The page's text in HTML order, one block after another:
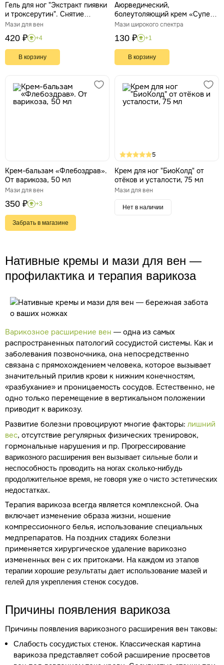
Гель для ног "Экстракт пиявки
и троксерутин". Снятие
усталости, отёков, улучшение
циркуляции крови и лимфы,
100 мл
Мази для вен
420 ₽ +4
В корзину
Аюрведический,
болеутоляющий крем «Супер
стронг», 25 г
Мази широкого спектра
130 ₽ +1
В корзину
Крем-бальзам «Флебоздрав».
От варикоза, 50 мл
Мази для вен
350 ₽ +3
Забрать в магазине
5
Крем для ног "БиоКолд" от
отёков и усталости, 75 мл
Мази для вен
Нет в наличии
Нативные кремы и мази для вен —
профилактика и терапия варикоза
Варикозное расширение вен — одна из самых
распространенных патологий сосудистой системы. Как и
заболевания позвоночника, она непосредственно
связана с прямохождением человека, которое вызывает
значительный прилив крови к нижним конечностям,
«разбухание» и проницаемость сосудов. Естественно, не
одно только перемещение в вертикальном положении
приводит к варикозу.
Развитие болезни провоцируют многие факторы: лишний
вес, отсутствие регулярных физических тренировок,
гормональные нарушения и пр. Прогрессирование
варикозного расширения вен вызывает сильные боли и
неспособность проводить на ногах сколько-нибудь
продолжительное время, не говоря уже о чисто эстетических
недостатках.
Терапия варикоза всегда является комплексной. Она
включает изменение образа жизни, ношение
компрессионного белья, использование специальных
медпрепаратов. На поздних стадиях болезни
применяется хирургическое удаление варикозно
измененных вен с их притоками. На каждом из этапов
терапии хорошие результаты дает использование мазей и
гелей для укрепления стенок сосудов.
Причины появления варикоза
Причины появления варикозного расширения вен таковы:
Слабость сосудистых стенок. Классическая картина
варикоза представляет собой расширение просветов